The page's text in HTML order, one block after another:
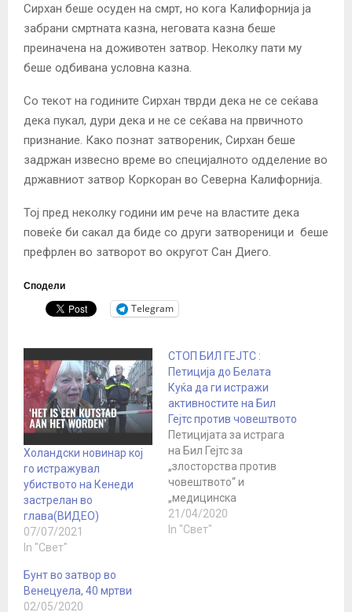
Сирхан беше осуден на смрт, но кога Калифорнија ја
забрани смртната казна, неговата казна беше
преиначена на доживотен затвор. Неколку пати му
беше одбивана условна казна.
Со текот на годините Сирхан тврди дека не се сеќава
дека пукал, дури дека и не се сеќава на првичното
признание. Како познат затвореник, Сирхан беше
задржан извесно време во специјалното одделение во
државниот затвор Коркоран во Северна Калифорнија.
Тој пред неколку години им рече на властите дека
повеќе би сакал да биде со други затвореници и беше
префрлен во затворот во округот Сан Диего.
Сподели
Telegram
Холандски новинар кој
го истражувал
убиството на Кенеди
застрелан во
глава(ВИДЕО)
07/07/2021
In "Свет"
СТОП БИЛ ГЕЈТС :
Петиција до Белата
Куќа да ги истражи
активностите на Бил
Гејтс против човештвото
Петицијата за истрага
на Бил Гејтс за
„злосторства против
човештвото“ и
„медицинска
злоупотреба“ се здоби
со неверојатни 289.000
21/04/2020
In "Свет"
Бунт во затвор во
Венецуела, 40 мртви
02/05/2020